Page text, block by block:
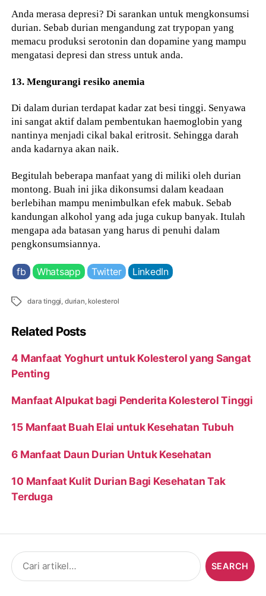
Anda merasa depresi? Di sarankan untuk mengkonsumsi
durian. Sebab durian mengandung zat trypopan yang
memacu produksi serotonin dan dopamine yang mampu
mengatasi depresi dan stress untuk anda.
13. Mengurangi resiko anemia
Di dalam durian terdapat kadar zat besi tinggi. Senyawa
ini sangat aktif dalam pembentukan haemoglobin yang
nantinya menjadi cikal bakal eritrosit. Sehingga darah
anda kadarnya akan naik.
Begitulah beberapa manfaat yang di miliki oleh durian
montong. Buah ini jika dikonsumsi dalam keadaan
berlebihan mampu menimbulkan efek mabuk. Sebab
kandungan alkohol yang ada juga cukup banyak. Itulah
mengapa ada batasan yang harus di penuhi dalam
pengkonsumsiannya.
fb Whatsapp Twitter LinkedIn
Tags dara tinggi, durian, kolesterol
Related Posts
4 Manfaat Yoghurt untuk Kolesterol yang Sangat
Penting
Manfaat Alpukat bagi Penderita Kolesterol Tinggi
15 Manfaat Buah Elai untuk Kesehatan Tubuh
6 Manfaat Daun Durian Untuk Kesehatan
10 Manfaat Kulit Durian Bagi Kesehatan Tak
Terduga
Search
for: